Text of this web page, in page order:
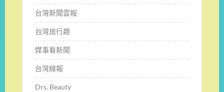
台灣新聞雲報
台灣旅行趣
媒事看新聞
台灣線報
Drs. Beauty